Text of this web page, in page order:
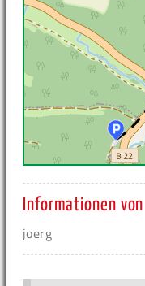
Informationen von
joerg